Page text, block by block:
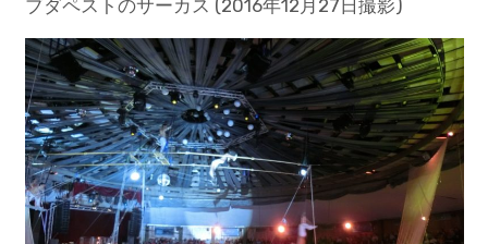
ブダペストのサーカス (2016年12月27日撮影)